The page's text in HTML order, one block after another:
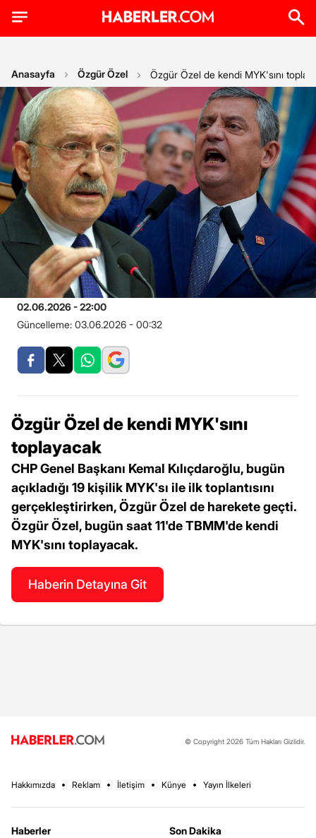
Anasayfa Özgür Özel Özgür Özel de kendi MYK'sını
02.06.2026 - 22:00
Güncelleme: 03.06.2026 - 00:32
Özgür Özel de kendi MYK'sını
toplayacak
CHP Genel Başkanı Kemal Kılıçdaroğlu, bugün
açıkladığı 19 kişilik MYK'sı ile ilk toplantısını
gerçekleştirirken, Özgür Özel de harekete geçti.
Özgür Özel, bugün saat 11'de TBMM'de kendi
MYK'sını toplayacak.
Haberin Detayına Git
© Copyright 2026 Tüm Hakları Gizlidir.
Hakkımızda Reklam İletişim Künye Yayın İlkeleri
Haberler
Son Dakika